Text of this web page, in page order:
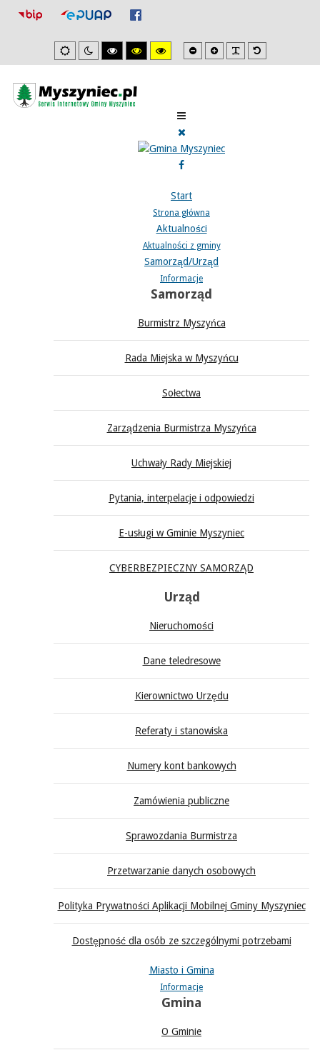
Ustawienia
domyslne
Tryb
nocny
Wysoki
kontrast
Wysoki
kontrast
Wysoki
kontrast
Mniejsza
czcionka
Zwiększona
czcionka
Domyślna
czcionka
Start
Strona główna
Aktualności
Aktualności z gminy
Samorząd/Urząd
Informacje
Samorząd
Burmistrz Myszyńca
Rada Miejska w Myszyńcu
Sołectwa
Zarządzenia Burmistrza Myszyńca
Uchwały Rady Miejskiej
Pytania, interpelacje i odpowiedzi
E-usługi w Gminie Myszyniec
CYBERBEZPIECZNY SAMORZĄD
Urząd
Nieruchomości
Dane teledresowe
Kierownictwo Urzędu
Referaty i stanowiska
Numery kont bankowych
Zamówienia publiczne
Sprawozdania Burmistrza
Przetwarzanie danych osobowych
Polityka Prywatności Aplikacji Mobilnej Gminy Myszyniec
Dostępność dla osób ze szczególnymi potrzebami
Miasto i Gmina
Informacje
Gmina
O Gminie